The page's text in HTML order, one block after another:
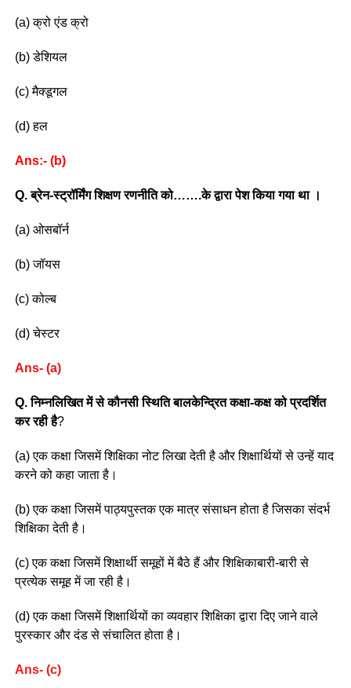
(a) क्रो एंड क्रो
(b) डेशियल
(c) मैक्डूगल
(d) हल
Ans:- (b)
Q. ब्रेन-स्ट्रॉर्मिंग शिक्षण रणनीति को…….के द्वारा पेश किया गया था ।
(a) ओसबॉर्न
(b) जॉयस
(c) कोल्ब
(d) चेस्टर
Ans- (a)
Q. निम्नलिखित में से कौनसी स्थिति बालकेन्द्रित कक्षा-कक्ष को प्रदर्शित
कर रही है?
(a) एक कक्षा जिसमें शिक्षिका नोट लिखा देती है और शिक्षार्थियों से उन्हें याद
करने को कहा जाता है।
(b) एक कक्षा जिसमें पाठ्यपुस्तक एक मात्र संसाधन होता है जिसका संदर्भ
शिक्षिका देती है।
(c) एक कक्षा जिसमें शिक्षार्थी समूहों में बैठे हैं और शिक्षिकाबारी-बारी से
प्रत्येक समूह में जा रही है।
(d) एक कक्षा जिसमें शिक्षार्थियों का व्यवहार शिक्षिका द्वारा दिए जाने वाले
पुरस्कार और दंड से संचालित होता है।
Ans- (c)